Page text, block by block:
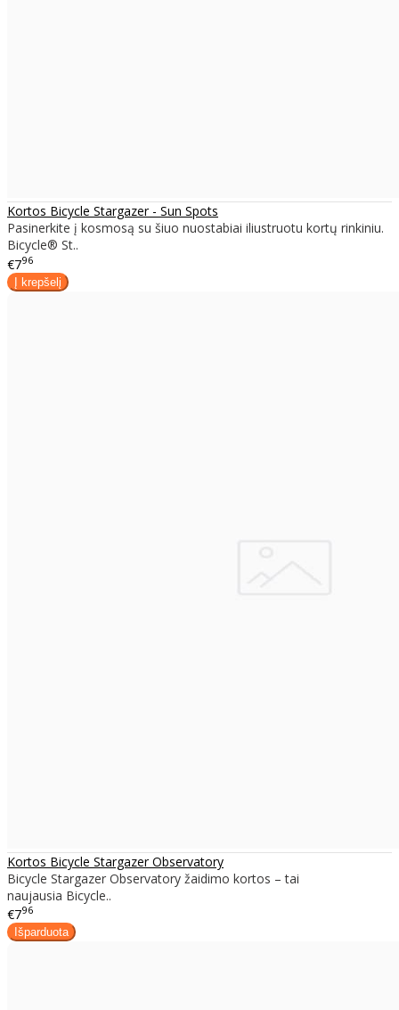
Kortos Bicycle Stargazer - Sun Spots
Pasinerkite į kosmosą su šiuo nuostabiai iliustruotu kortų rinkiniu.
Bicycle® St..
€796
Kortos Bicycle Stargazer Observatory
Bicycle Stargazer Observatory žaidimo kortos – tai
naujausia Bicycle..
€796